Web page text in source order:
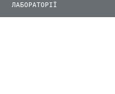
ЛАБОРАТОРІЇ